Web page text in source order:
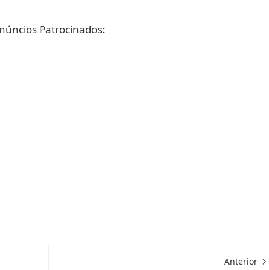
Patrocinados:
Anterior